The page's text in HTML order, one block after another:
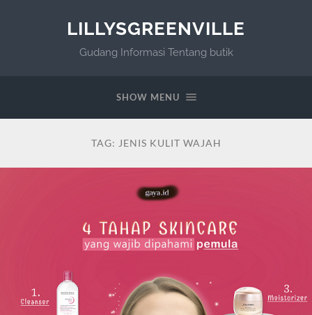
LILLYSGREENVILLE
Gudang Informasi Tentang butik
SHOW MENU
TAG: JENIS KULIT WAJAH